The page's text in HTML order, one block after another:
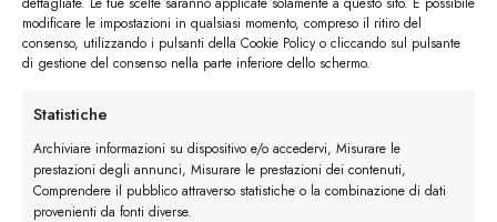
modificare le impostazioni in qualsiasi momento, compreso il ritiro del
consenso, utilizzando i pulsanti della Cookie Policy o cliccando sul pulsante
di gestione del consenso nella parte inferiore dello schermo.
Statistiche
Archiviare informazioni su dispositivo e/o accedervi, Misurare le
prestazioni degli annunci, Misurare le prestazioni dei contenuti,
Comprendere il pubblico attraverso statistiche o la combinazione di dati
provenienti da fonti diverse.
I trackback sono chiusi, ma puoi
←Precedente
Lascia un commento